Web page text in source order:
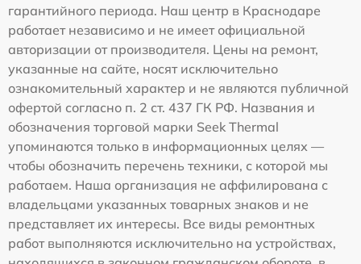
гарантийного периода. Наш центр в Краснодаре
работает независимо и не имеет официальной
авторизации от производителя. Цены на ремонт,
указанные на сайте, носят исключительно
ознакомительный характер и не являются публичной
офертой согласно п. 2 ст. 437 ГК РФ. Названия и
обозначения торговой марки Seek Thermal
упоминаются только в информационных целях —
чтобы обозначить перечень техники, с которой мы
работаем. Наша организация не аффилирована с
владельцами указанных товарных знаков и не
представляет их интересы. Все виды ремонтных
работ выполняются исключительно на устройствах,